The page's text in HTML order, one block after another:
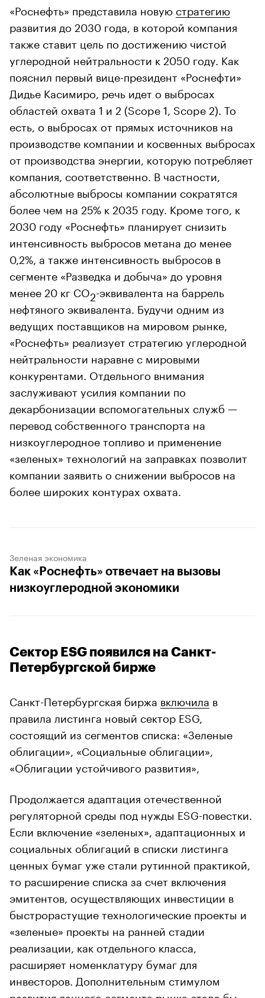
«Роснефть» представила новую стратегию
развития до 2030 года, в которой компания
также ставит цель по достижению чистой
углеродной нейтральности к 2050 году. Как
пояснил первый вице-президент «Роснефти»
Дидье Касимиро, речь идет о выбросах
областей охвата 1 и 2 (Scope 1, Scope 2). То
есть, о выбросах от прямых источников на
производстве компании и косвенных выбросах
от производства энергии, которую потребляет
компания, соответственно. В частности,
абсолютные выбросы компании сократятся
более чем на 25% к 2035 году. Кроме того, к
2030 году «Роснефть» планирует снизить
интенсивность выбросов метана до менее
0,2%, а также интенсивность выбросов в
сегменте «Разведка и добыча» до уровня
менее 20 кг CO2-эквивалента на баррель
нефтяного эквивалента. Будучи одним из
ведущих поставщиков на мировом рынке,
«Роснефть» реализует стратегию углеродной
нейтральности наравне с мировыми
конкурентами. Отдельного внимания
заслуживают усилия компании по
декарбонизации вспомогательных служб —
перевод собственного транспорта на
низкоуглеродное топливо и применение
«зеленых» технологий на заправках позволит
компании заявить о снижении выбросов на
более широких контурах охвата.
Зеленая экономика
Как «Роснефть» отвечает на вызовы
низкоуглеродной экономики
Сектор ESG появился на Санкт-
Петербургской бирже
Санкт-Петербургская биржа включила в
правила листинга новый сектор ESG,
состоящий из сегментов списка: «Зеленые
облигации», «Социальные облигации»,
«Облигации устойчивого развития»,
Продолжается адаптация отечественной
регуляторной среды под нужды ESG-повестки.
Если включение «зеленых», адаптационных и
социальных облигаций в списки листинга
ценных бумаг уже стали рутинной практикой,
то расширение списка за счет включения
эмитентов, осуществляющих инвестиции в
быстрорастущие технологические проекты и
«зеленые» проекты на ранней стадии
реализации, как отдельного класса,
расширяет номенклатуру бумаг для
инвесторов. Дополнительным стимулом